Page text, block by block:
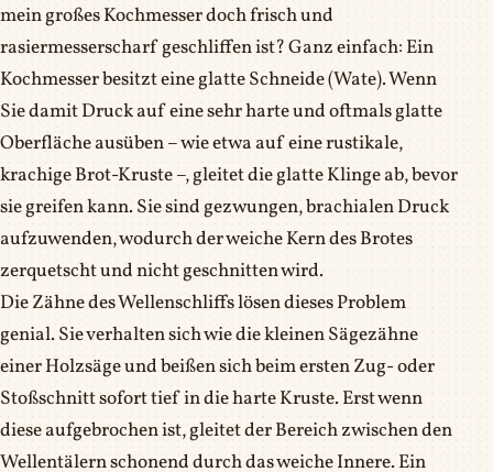
mein großes Kochmesser doch frisch und
rasiermesserscharf geschliffen ist? Ganz einfach: Ein
Kochmesser besitzt eine glatte Schneide (Wate). Wenn
Sie damit Druck auf eine sehr harte und oftmals glatte
Oberfläche ausüben – wie etwa auf eine rustikale,
krachige Brot-Kruste –, gleitet die glatte Klinge ab, bevor
sie greifen kann. Sie sind gezwungen, brachialen Druck
aufzuwenden, wodurch der weiche Kern des Brotes
zerquetscht und nicht geschnitten wird.
Die Zähne des Wellenschliffs lösen dieses Problem
genial. Sie verhalten sich wie die kleinen Sägezähne
einer Holzsäge und beißen sich beim ersten Zug- oder
Stoßschnitt sofort tief in die harte Kruste. Erst wenn
diese aufgebrochen ist, gleitet der Bereich zwischen den
Wellentälern schonend durch das weiche Innere. Ein